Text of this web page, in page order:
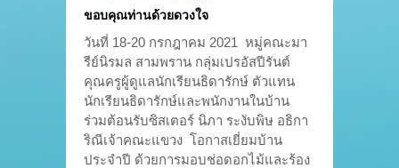
ขอบคุณท่านด้วยดวงใจ
วันที่ 18-20 กรกฎาคม 2021 หมู่คณะมา
รีย์นิรมล สามพราน กลุ่มเปรอัสปีรันต์
คุณครูผู้ดูแลนักเรียนธิดารักษ์ ตัวแทน
นักเรียนธิดารักษ์และพนักงานในบ้าน
ร่วมต้อนรับซิสเตอร์ นิภา ระงับพิษ อธิกา
ริณีเจ้าคณะแขวง โอกาสเยี่ยมบ้าน
ประจำปี ด้วยการมอบช่อดอกไม้และร้อง